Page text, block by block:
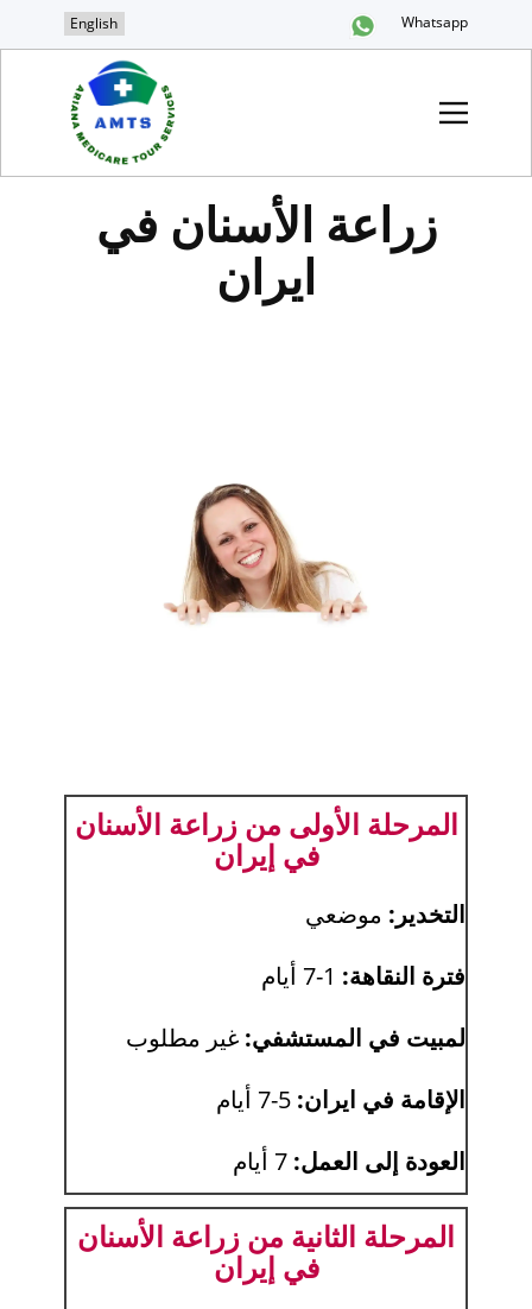
English Whatsapp
زراعة الأسنان في
ايران
المرحلة الأولى من زراعة الأسنان
في إيران
التخدير: موضعي
فترة النقاهة:
لمبيت في المستشفي: غير مطلوب
الإقامة في ايران:
العودة إلى العمل:
المرحلة الثانية من زراعة الأسنان
في إيران